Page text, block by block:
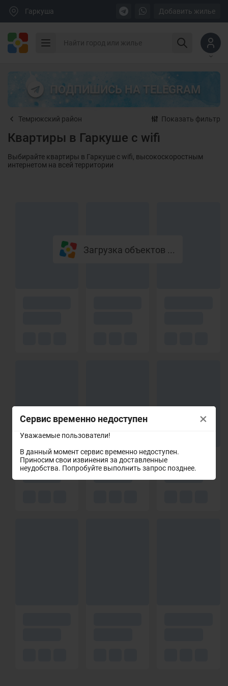
Сервис временно недоступен
Уважаемые пользователи!
В данный момент сервис временно недоступен.
Приносим свои извинения за доставленные
неудобства. Попробуйте выполнить запрос позднее.
×
Гаркуша Добавить жилье
ПОДПИШИСЬ НА TELEGRAM
Темрюкский район Показать фильтр
Квартиры в Гаркуше с wifi
Выбирайте квартиры в Гаркуше с wifi, высокоскоростным
интернетом на всей территории
Загрузка объектов ...